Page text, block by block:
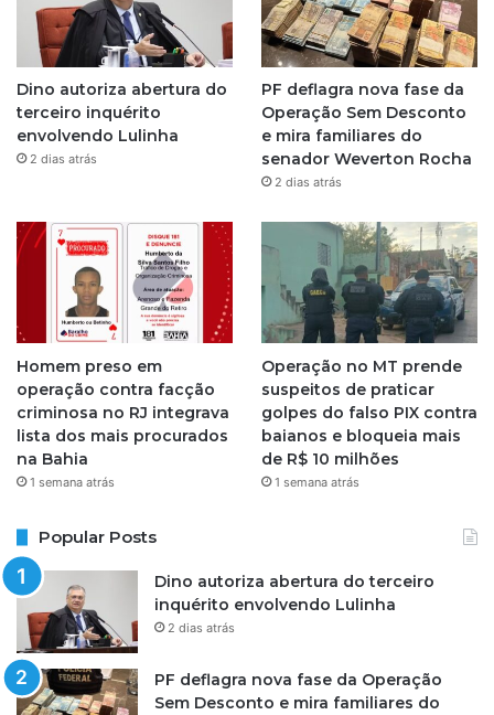
a
g
r
a
m
Dino autoriza abertura do
terceiro inquérito
envolvendo Lulinha
2 dias atrás
PF deflagra nova fase da
Operação Sem Desconto
e mira familiares do
senador Weverton Rocha
2 dias atrás
Homem preso em
operação contra facção
criminosa no RJ integrava
lista dos mais procurados
na Bahia
1 semana atrás
Operação no MT prende
suspeitos de praticar
golpes do falso PIX contra
baianos e bloqueia mais
de R$ 10 milhões
1 semana atrás
Popular Posts
Dino autoriza abertura do terceiro
inquérito envolvendo Lulinha
2 dias atrás
PF deflagra nova fase da Operação
Sem Desconto e mira familiares do